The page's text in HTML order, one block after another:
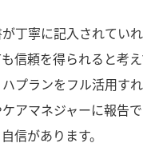
丁寧に記入されてい
信頼を得られると考
プランをフル活用す
アマネジャーに報告
信があります。